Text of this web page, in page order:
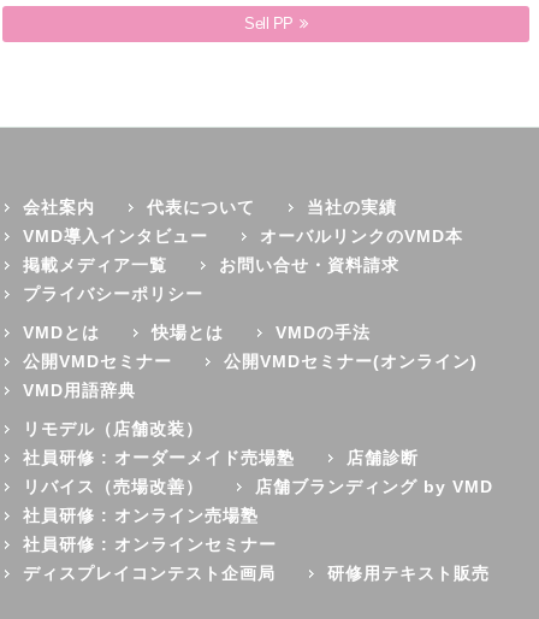
PVC
Sell PP
会社案内 代表について
当社の実績
VMD導入インタビュー
オーバルリンクのVMD本
掲載メディア一覧
お問い合せ・資料請求
プライバシーポリシー
VMDとは
快場とは
VMDの手法
公開VMDセミナー
公開VMDセミナー(オンライン)
VMD用語辞典
リモデル（店舗改装）
社員研修 : オーダーメイド売場塾
店舗診断
リバイス（売場改善）
店舗ブランディング by VMD
社員研修 : オンライン売場塾
社員研修 : オンラインセミナー
ディスプレイコンテスト企画局
研修用テキスト販売